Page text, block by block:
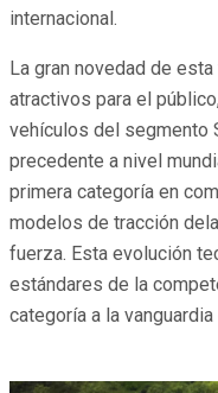
internacional.
La gran novedad de
atractivos para el
vehículos del segmento
precedente a nivel
primera categoría en
modelos de tracción
fuerza. Esta evolución
estándares de la
categoría a la